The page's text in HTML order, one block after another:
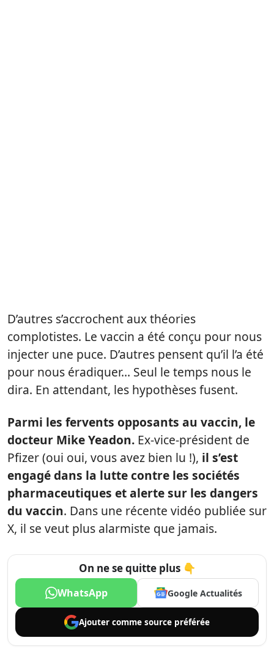
D’autres s’accrochent aux théories
complotistes. Le vaccin a été conçu pour nous
injecter une puce. D’autres pensent qu’il l’a été
pour nous éradiquer… Seul le temps nous le
dira. En attendant, les hypothèses fusent.
Parmi les fervents opposants au vaccin, le
docteur Mike Yeadon. Ex-vice-président de
Pfizer (oui oui, vous avez bien lu !), il s’est
engagé dans la lutte contre les sociétés
pharmaceutiques et alerte sur les dangers
du vaccin. Dans une récente vidéo publiée sur
X, il se veut plus alarmiste que jamais.
On ne se quitte plus 👇
WhatsApp Google Actualités
Ajouter comme source préférée